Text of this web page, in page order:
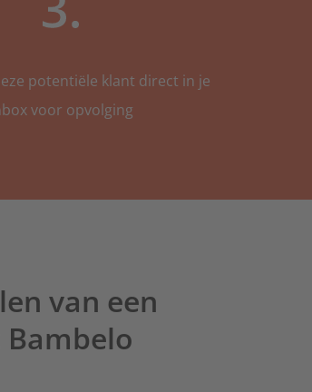
potentiële klant direct in je
voor opvolging
van een